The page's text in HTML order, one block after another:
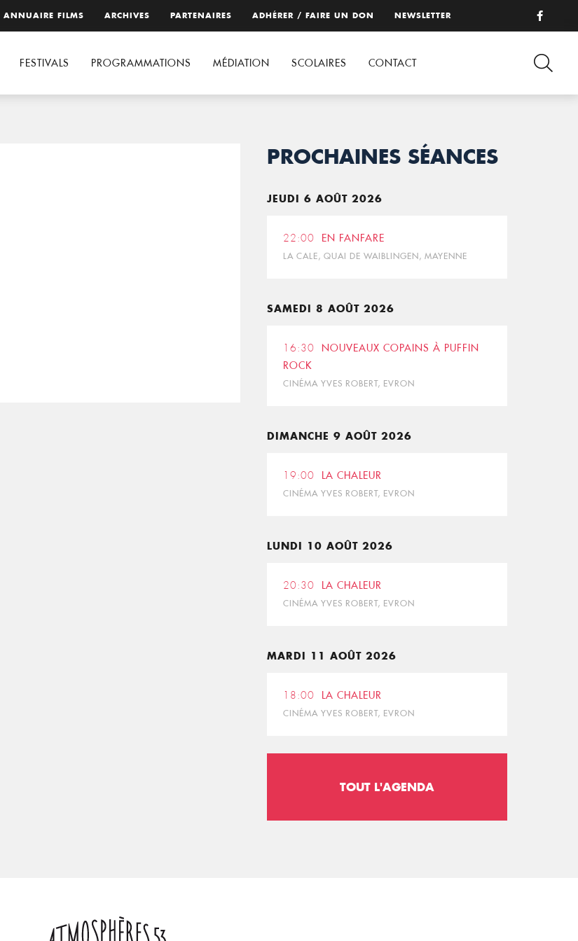
ANNUAIRE FILMS ARCHIVES PARTENAIRES ADHÉRER / FAIRE UN DON NEWSLETTER
FESTIVALS PROGRAMMATIONS MÉDIATION SCOLAIRES CONTACT
PROCHAINES SÉANCES
JEUDI 6 AOÛT 2026
22:00 EN FANFARE
LA CALE, QUAI DE WAIBLINGEN, MAYENNE
SAMEDI 8 AOÛT 2026
16:30
NOUVEAUX COPAINS À PUFFIN
ROCK
CINÉMA YVES ROBERT, EVRON
DIMANCHE 9 AOÛT 2026
19:00 LA CHALEUR
CINÉMA YVES ROBERT, EVRON
LUNDI 10 AOÛT 2026
20:30 LA CHALEUR
CINÉMA YVES ROBERT, EVRON
MARDI 11 AOÛT 2026
18:00 LA CHALEUR
CINÉMA YVES ROBERT, EVRON
TOUT L'AGENDA